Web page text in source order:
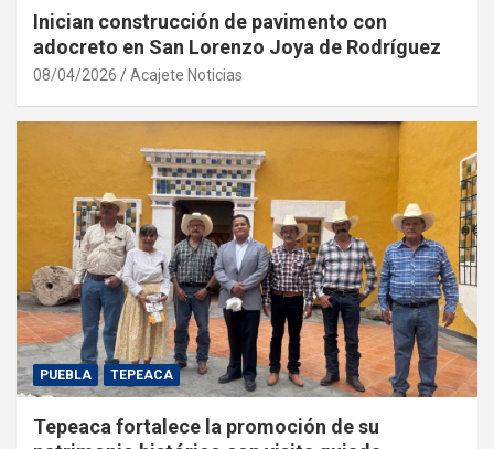
Inician construcción de pavimento con
adocreto en San Lorenzo Joya de Rodríguez
08/04/2026 Acajete Noticias
PUEBLA TEPEACA
Tepeaca fortalece la promoción de su